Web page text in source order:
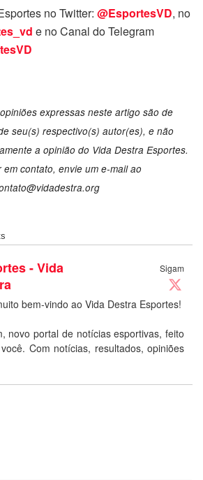
no Twitter: @EsportesVD, no
e no Canal do Telegram
expressas neste artigo são de
seu(s) respectivo(s) autor(es), e não
a opinião do Vida Destra Esportes.
em contato, envie um e-mail ao
Sigam
- Vida
bem-vindo ao Vida Destra Esportes!
novo portal de notícias esportivas, feito
Com notícias, resultados, opiniões